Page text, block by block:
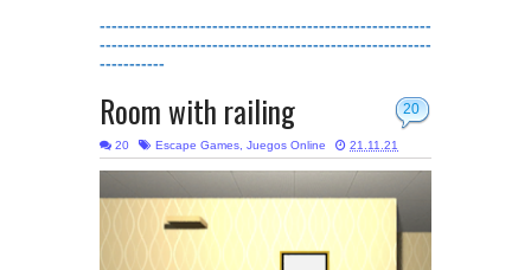
--------------------------------------------------------
--------------------------------------------------------
-----------
20
Room with railing
20 Escape Games, Juegos Online 21.11.21